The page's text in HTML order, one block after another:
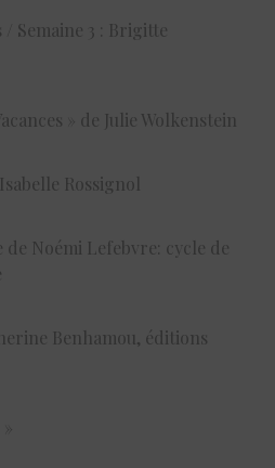
/ Semaine 3 : Brigitte
» de Julie Wolkenstein
Rossignol
Noémi Lefebvre: cycle de
Benhamou, éditions